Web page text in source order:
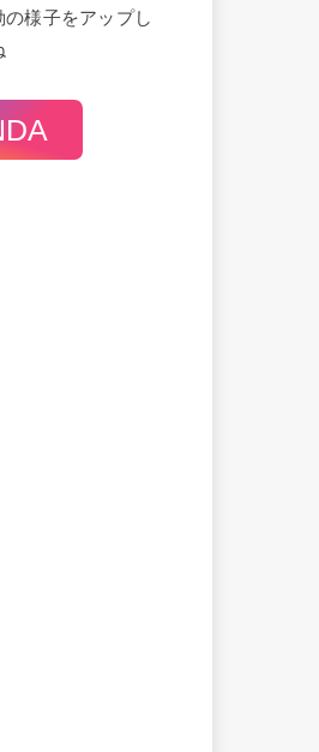
様子をアップし